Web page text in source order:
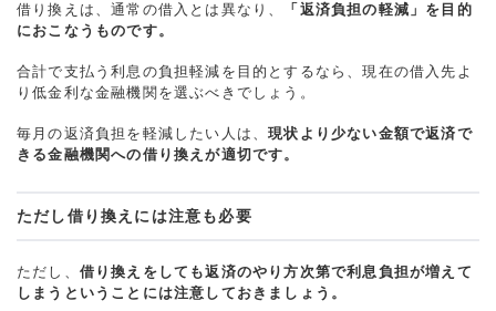
借り換えは、通常の借入とは異なり、
「返済負担の軽減」を目的
におこなうものです。
合計で支払う利息の負担軽減を目的とするなら、現在の借入先よ
り低金利な金融機関を選ぶべきでしょう。
毎月の返済負担を軽減したい人は、現状より少ない金額で返済で
きる金融機関への借り換えが適切です。
ただし借り換えには注意も必要
ただし、 借り換えをしても返済のやり方次第で利息負担が増えて
しまうということには注意しておきましょう。